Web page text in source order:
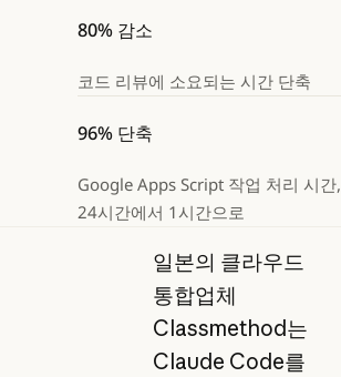
80% 감소
코드 리뷰에 소요되는 시간 단축
96% 단축
Google Apps Script 작업 처리 시간,
24시간에서 1시간으로
일본의 클라우드
통합업체
Classmethod는
Claude Code를